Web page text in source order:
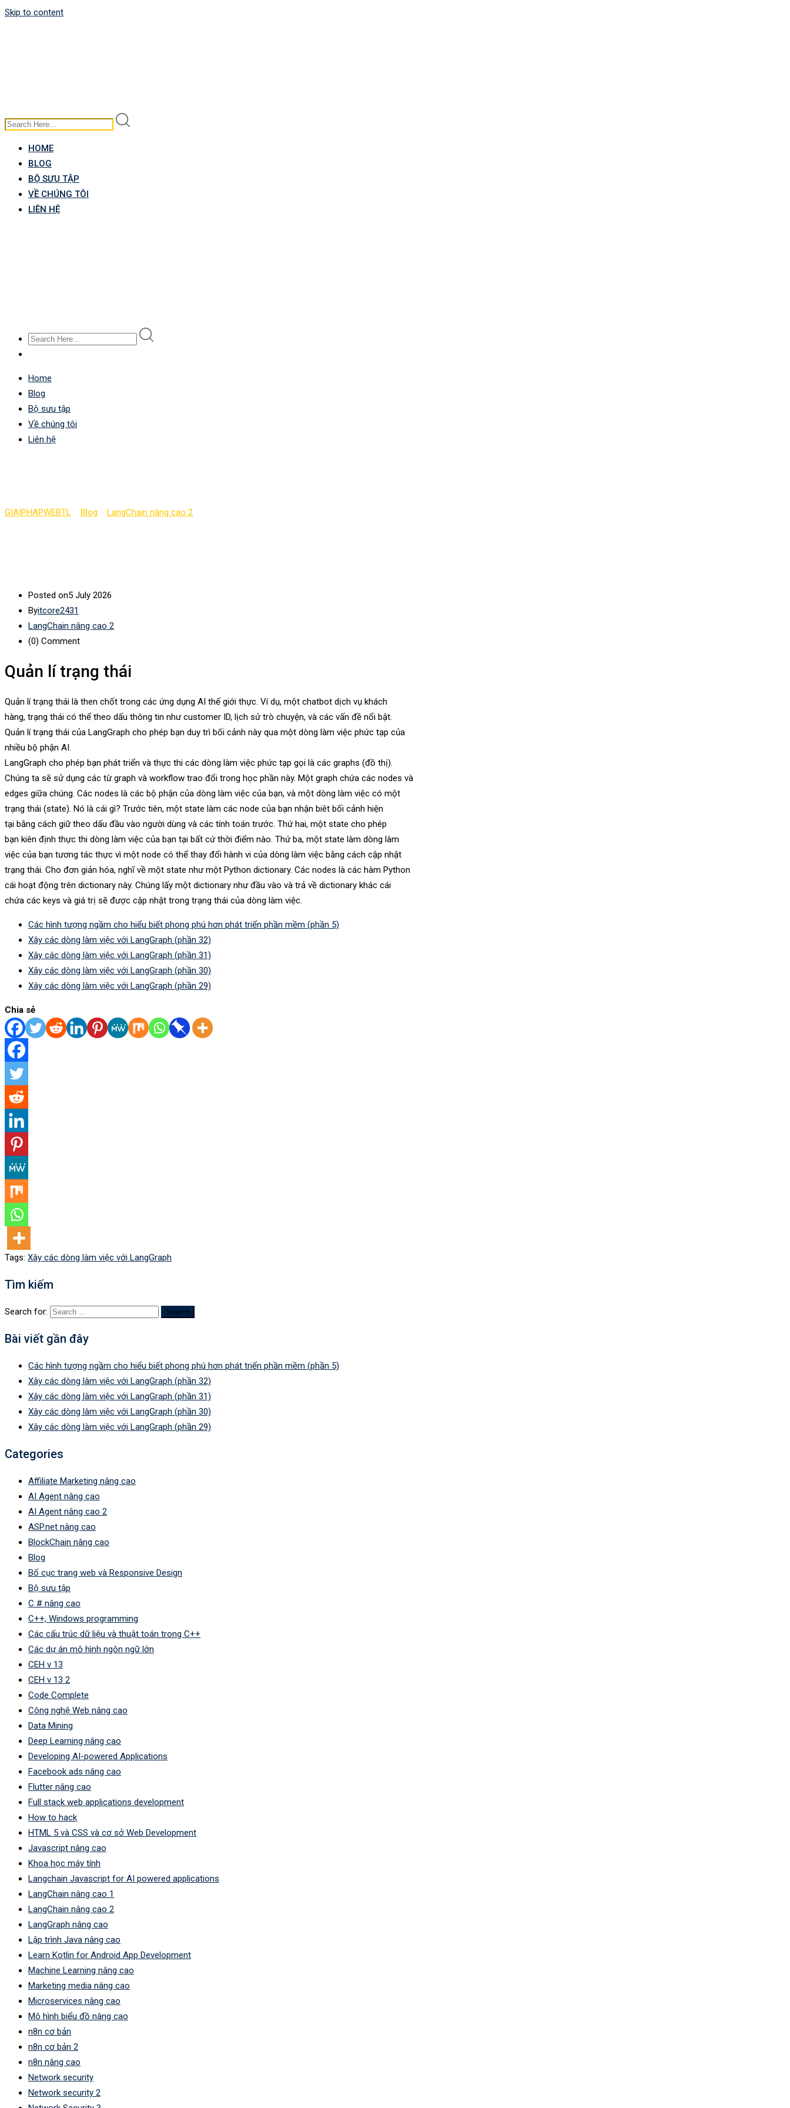
Skip to content
HOME
BLOG
BỘ SƯU TẬP
VỀ CHÚNG TÔI
LIÊN HỆ
Home
Blog
Bộ sưu tập
Về chúng tôi
Liên hệ
GIAIPHAPWEBTL Blog LangChain nâng cao 2
Posted on5 July 2026
Byitcore2431
LangChain nâng cao 2
(0) Comment
Quản lí trạng thái
Quản lí trạng thái là then chốt trong các ứng dụng AI thế giới thực. Ví dụ, một chatbot dịch vụ khách
hàng, trạng thái có thể theo dấu thông tin như customer ID, lịch sử trò chuyện, và các vấn đề nổi bật.
Quản lí trạng thái của LangGraph cho phép bạn duy trì bối cảnh này qua một dòng làm việc phức tạp của
nhiều bộ phận AI.
LangGraph cho phép bạn phát triển và thực thi các dòng làm việc phức tạp gọi là các graphs (đồ thị).
Chúng ta sẽ sử dụng các từ graph và workflow trao đổi trong học phần này. Một graph chứa các nodes và
edges giữa chúng. Các nodes là các bộ phận của dòng làm việc của bạn, và một dòng làm việc có một
trạng thái (state). Nó là cái gì? Trước tiên, một state làm các node của bạn nhận biêt bối cảnh hiện
tại bằng cách giữ theo dấu đầu vào người dùng và các tính toán trước. Thứ hai, một state cho phép
bạn kiên định thực thi dòng làm việc của bạn tại bất cứ thời điểm nào. Thứ ba, một state làm dòng làm
việc của bạn tương tác thực vì một node có thể thay đổi hành vi của dòng làm việc bằng cách cập nhật
trạng thái. Cho đơn giản hóa, nghĩ về một state như một Python dictionary. Các nodes là các hàm Python
cái hoạt động trên dictionary này. Chúng lấy một dictionary như đầu vào và trả về dictionary khác cái
chứa các keys và giá trị sẽ được cập nhật trong trạng thái của dòng làm việc.
Các hình tượng ngầm cho hiểu biết phong phú hơn phát triển phần mềm (phần 5)
Xây các dòng làm việc với LangGraph (phần 32)
Xây các dòng làm việc với LangGraph (phần 31)
Xây các dòng làm việc với LangGraph (phần 30)
Xây các dòng làm việc với LangGraph (phần 29)
Chia sẻ
Tags: Xây các dòng làm việc với LangGraph
Tìm kiếm
Search for:
Bài viết gần đây
Các hình tượng ngầm cho hiểu biết phong phú hơn phát triển phần mềm (phần 5)
Xây các dòng làm việc với LangGraph (phần 32)
Xây các dòng làm việc với LangGraph (phần 31)
Xây các dòng làm việc với LangGraph (phần 30)
Xây các dòng làm việc với LangGraph (phần 29)
Categories
Affiliate Marketing nâng cao
AI Agent nâng cao
AI Agent nâng cao 2
ASP.net nâng cao
BlockChain nâng cao
Blog
Bố cục trang web và Responsive Design
Bộ sưu tập
C # nâng cao
C++, Windows programming
Các cấu trúc dữ liệu và thuật toán trong C++
Các dự án mô hình ngôn ngữ lớn
CEH v 13
CEH v 13 2
Code Complete
Công nghệ Web nâng cao
Data Mining
Deep Learning nâng cao
Developing AI-powered Applications
Facebook ads nâng cao
Flutter nâng cao
Full stack web applications development
How to hack
HTML 5 và CSS và cơ sở Web Development
Javascript nâng cao
Khoa học máy tính
Langchain Javascript for AI powered applications
LangChain nâng cao 1
LangChain nâng cao 2
LangGraph nâng cao
Lập trình Java nâng cao
Learn Kotlin for Android App Development
Machine Learning nâng cao
Marketing media nâng cao
Microservices nâng cao
Mô hình biểu đồ nâng cao
n8n cơ bản
n8n cơ bản 2
n8n nâng cao
Network security
Network security 2